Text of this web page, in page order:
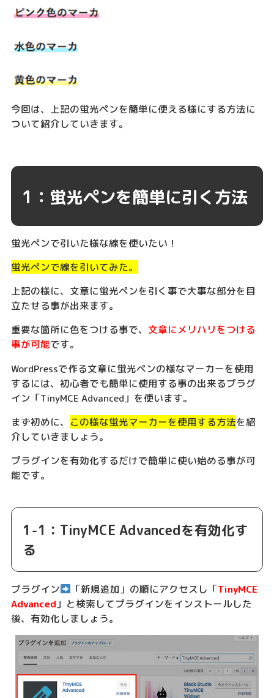
今回は、上記の蛍光ペンを簡単に使える様にする方法に
ついて紹介していきます。
1：蛍光ペンを簡単に引く方法
蛍光ペンで引いた様な線を使いたい！
蛍光ペンで線を引いてみた。
上記の様に、文章に蛍光ペンを引く事で大事な部分を目
立たせる事が出来ます。
重要な箇所に色をつける事で、 文章にメリハリをつける
事が可能です。
WordPressで作る文章に蛍光ペンの様なマーカーを使用
するには、初心者でも簡単に使用する事の出来るプラグ
イン「TinyMCE Advanced」を使います。
まず初めに、 この様な蛍光マーカーを使用する方法を紹
介していきましょう。
プラグインを有効化するだけで簡単に使い始める事が可
能です。
1-1：TinyMCE Advancedを有効化す
る
プラグイン 「新規追加」の順にアクセスし「TinyMCE
Advanced 」と検索してプラグインをインストールした
後、有効化しましょう。